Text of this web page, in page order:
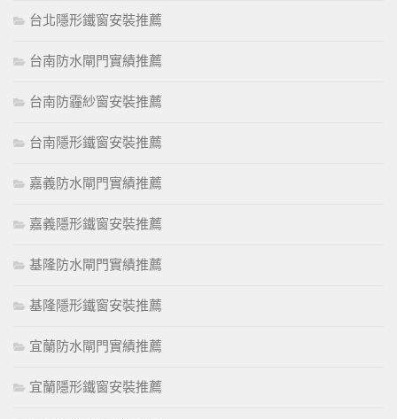
台北隱形鐵窗安裝推薦
台南防水閘門實績推薦
台南防霾紗窗安裝推薦
台南隱形鐵窗安裝推薦
嘉義防水閘門實績推薦
嘉義隱形鐵窗安裝推薦
基隆防水閘門實績推薦
基隆隱形鐵窗安裝推薦
宜蘭防水閘門實績推薦
宜蘭隱形鐵窗安裝推薦